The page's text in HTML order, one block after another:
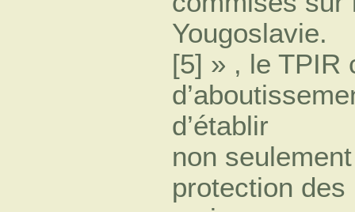
Yougoslavie.
[5] » , le TPIR
d’établir
non
protection